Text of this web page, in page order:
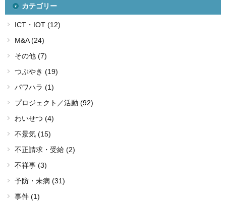
カテゴリー
ICT・IOT (12)
M&A (24)
その他 (7)
つぶやき (19)
パワハラ (1)
プロジェクト／活動 (92)
わいせつ (4)
不景気 (15)
不正請求・受給 (2)
不祥事 (3)
予防・未病 (31)
事件 (1)